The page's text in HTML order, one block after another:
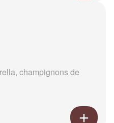
champignons de